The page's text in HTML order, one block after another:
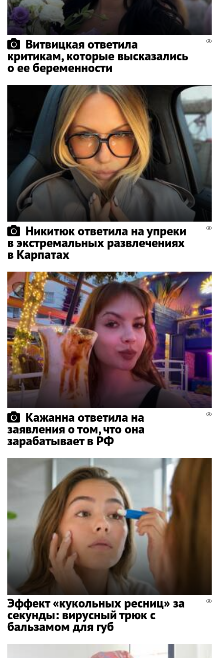
Витвицкая ответила
критикам, которые высказались
о ее беременности
Никитюк ответила на упреки
в экстремальных развлечениях
в Карпатах
Кажанна ответила на
заявления о том, что она
зарабатывает в РФ
Эффект «кукольных ресниц» за
секунды: вирусный трюк с
бальзамом для губ